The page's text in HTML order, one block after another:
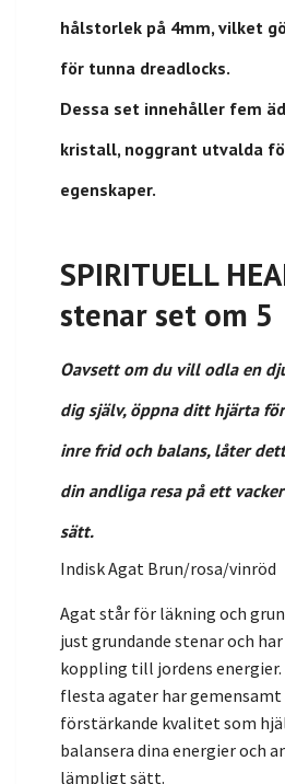
hålstorlek på 4mm, vilket
för tunna dreadlocks.
Dessa set innehåller fem
kristall, noggrant utvalda
egenskaper.
SPIRITUELL
stenar set om 5
Oavsett om du vill odla en
dig själv, öppna ditt hjärta
inre frid och balans, låter
din andliga resa på ett
sätt.
Indisk Agat Brun/rosa/vinröd
Agat står för läkning och
just grundande stenar och
koppling till jordens
flesta agater har gemensamt
förstärkande kvalitet som
balansera dina energier och
lämpligt sätt.